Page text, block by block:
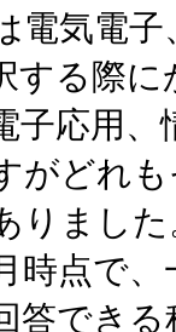
電気電
する際
子応用、
がどれ
りました
時点で
答でき